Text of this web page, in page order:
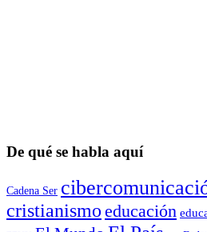
De qué se habla aquí
Cadena Ser
cristianismo educación